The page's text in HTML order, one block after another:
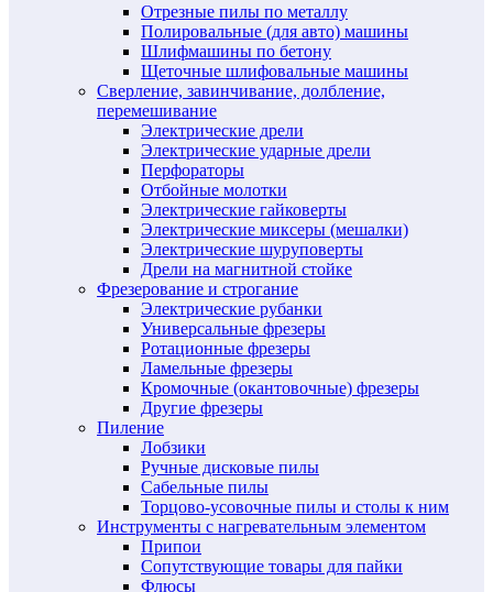
Отрезные пилы по металлу
Полировальные (для авто) машины
Шлифмашины по бетону
Щеточные шлифовальные машины
Сверление, завинчивание, долбление,
перемешивание
Электрические дрели
Электрические ударные дрели
Перфораторы
Отбойные молотки
Электрические гайковерты
Электрические миксеры (мешалки)
Электрические шуруповерты
Дрели на магнитной стойке
Фрезерование и строгание
Электрические рубанки
Универсальные фрезеры
Ротационные фрезеры
Ламельные фрезеры
Кромочные (окантовочные) фрезеры
Другие фрезеры
Пиление
Лобзики
Ручные дисковые пилы
Сабельные пилы
Торцово-усовочные пилы и столы к ним
Инструменты с нагревательным элементом
Припои
Сопутствующие товары для пайки
Флюсы